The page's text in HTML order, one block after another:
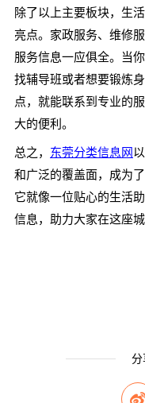
除了以上主要板块，生
亮点。家政服务、维修
服务信息一应俱全。当
找辅导班或者想要锻炼
点，就能联系到专业的
大的便利。
总之， 东莞分类信息网
和广泛的覆盖面，成为
它就像一位贴心的生活
信息，助力大家在这座
分